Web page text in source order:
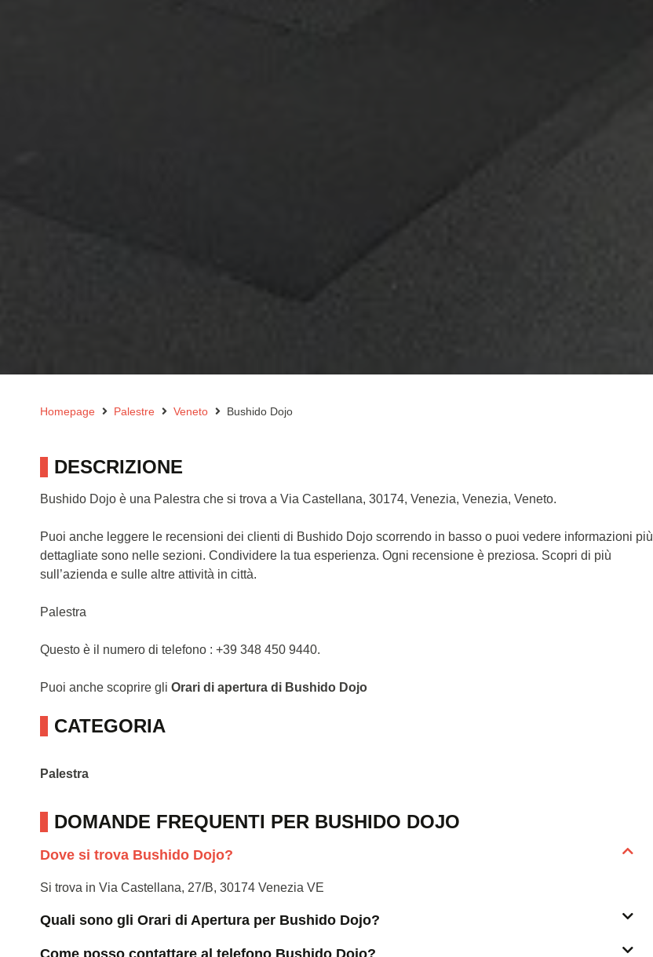
Homepage Palestre Veneto Bushido Dojo
DESCRIZIONE
Bushido Dojo è una Palestra che si trova a Via Castellana, 30174, Venezia, Venezia, Veneto.
Puoi anche leggere le recensioni dei clienti di Bushido Dojo scorrendo in basso o puoi vedere informazioni più
dettagliate sono nelle sezioni. Condividere la tua esperienza. Ogni recensione è preziosa. Scopri di più
sull’azienda e sulle altre attività in città.
Palestra
Questo è il numero di telefono : +39 348 450 9440.
Puoi anche scoprire gli Orari di apertura di Bushido Dojo
CATEGORIA
Palestra
DOMANDE FREQUENTI PER BUSHIDO DOJO
Dove si trova Bushido Dojo?
Si trova in Via Castellana, 27/B, 30174 Venezia VE
Quali sono gli Orari di Apertura per Bushido Dojo?